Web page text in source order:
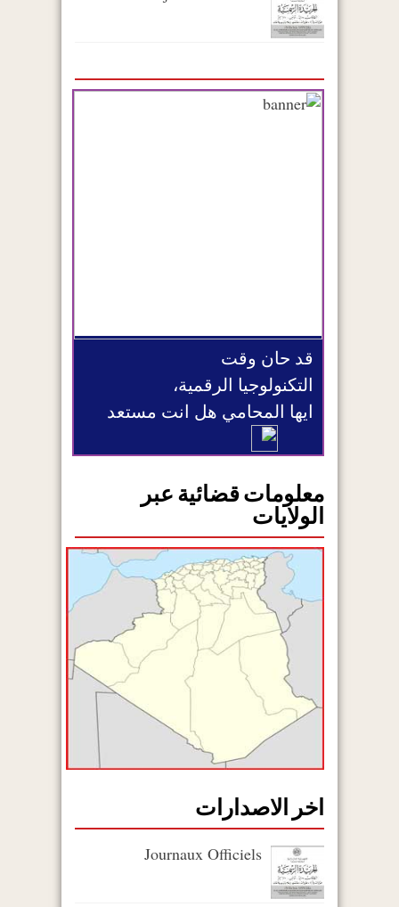
قد حان وقت
التكنولوجيا الرقمية،
ايها المحامي هل انت مستعد
معلومات قضائية عبر
الولايات
اخر الاصدارات
Journaux Officiels